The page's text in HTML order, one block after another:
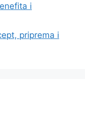
i
priprema i